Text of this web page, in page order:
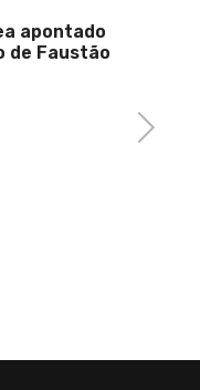
apontado
de Faustão
Next